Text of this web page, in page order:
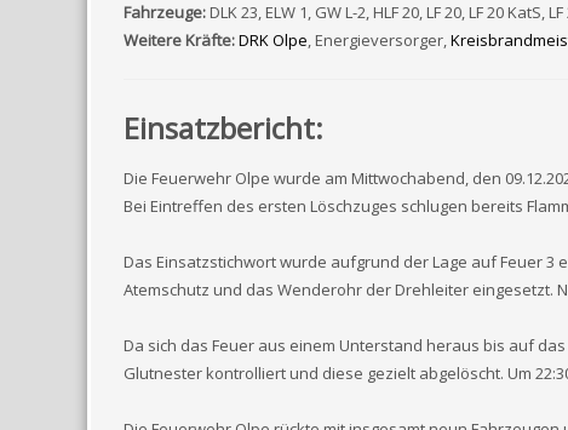
Fahrzeuge:DLK 23, ELW 1, GW L-2, HLF 20, LF 20, LF 20 KatS,
Weitere Kräfte:DRK Olpe, Energieversorger,
Einsatzbericht:
Die Feuerwehr Olpe wurde am Mittwochabend, den
Bei Eintreffen des ersten Löschzuges schlugen bereits
Das Einsatzstichwort wurde aufgrund der Lage auf Feuer
Atemschutz und das Wenderohr der Drehleiter eingesetzt.
Da sich das Feuer aus einem Unterstand heraus bis auf
Glutnester kontrolliert und diese gezielt abgelöscht. Um